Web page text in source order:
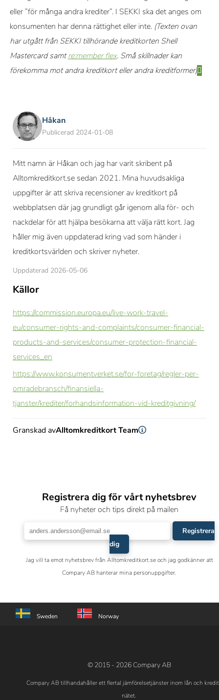
eller ”för många andra krediter”. I SEKKI ska det anges om
konsumenten har denna rättighet eller inte. (Texten ovan
har utgått från SEKKI tillhörande kreditkorten Shell
Mastercard samtre:member flex. Små skillnader kan
förekomma mot andra kreditkort eller andra kreditformer)
Håkan
Publicerad 2024-01-08
Mitt namn är Håkan och jag har varit skribent på
Alltomkreditkort.se sedan 2021. Mina huvudsakliga
uppgifter är att skriva recensioner av kreditkort på
webbplatsen där jag grundligt går igenom alla för- och
nackdelar för att hjälpa besökarna att välja rätt kort. Jag
håller mig även uppdaterad kring vad som händer i
kreditkortsvärlden och skriver nyheter.
Uppdaterad 2026-05-06
Källor
https://commission.europa.eu/live-work-travel-
eu/consumer-rights-and-complaints/consumer-financial-
products-and-services/consumer-protection-financial-
services_en
https://www.konsumentverket.se/for-foretag/regler-per-
omradebransch/finansiella-
tjanster/krediter/forhandsinformation-vid-kreditgivning/
Granskad avAlltomkreditkort Team
Registrera dig för vårt nyhetsbrev
Få nyheter och tips direkt på mailen
Registrera
dig
Jag vill ta emot nyhetsbrev från Alltomkreditkort.se och jag godkänner att
Compary AB hanterar mina personuppgifter.
Sweden Norway
© 2015 - 2026 Compary AB
Compary AB tillhandahåller ett flertal jämförelsetjänster inom lån och
nätet.